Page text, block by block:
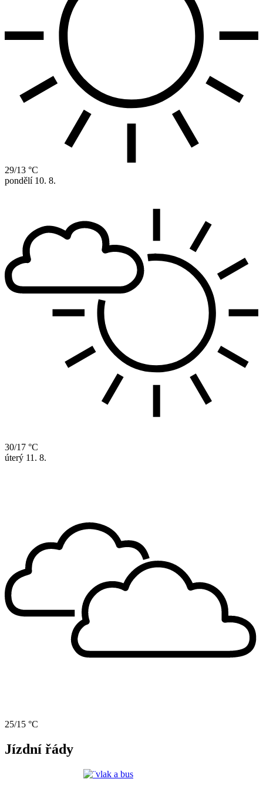
29/13 °C
pondělí 10. 8.
30/17 °C
úterý 11. 8.
25/15 °C
Jízdní řády